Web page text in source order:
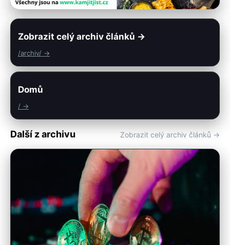
Zobrazit celý archiv článků →
/archiv/ →
Domů
/ →
Další z archivu Zobrazit celý archiv článků →